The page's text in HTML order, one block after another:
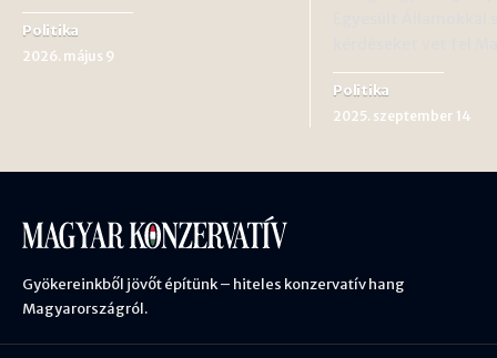
Politika
2026. május 9
Politika
2025. szeptember 14
Gyökereinkből jövőt építünk – hiteles konzervatív hang
Magyarországról.